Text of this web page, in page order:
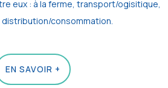
eux : à la ferme, transport/ogisitique,
distribution/consommation.
EN SAVOIR +